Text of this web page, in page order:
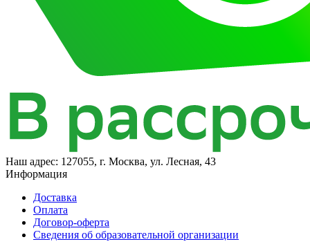
Наш адрес: 127055, г. Москва, ул. Лесная, 43
Информация
Доставка
Оплата
Договор-оферта
Сведения об образовательной организации